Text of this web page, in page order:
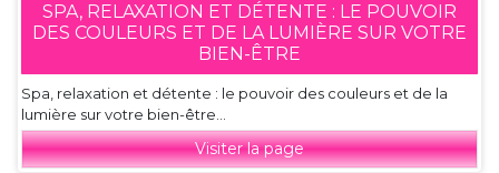
SPA, RELAXATION ET DÉTENTE : LE POUVOIR
DES COULEURS ET DE LA LUMIÈRE SUR VOTRE
BIEN-ÊTRE
Spa, relaxation et détente : le pouvoir des couleurs et de la
lumière sur votre bien-être...
Visiter la page